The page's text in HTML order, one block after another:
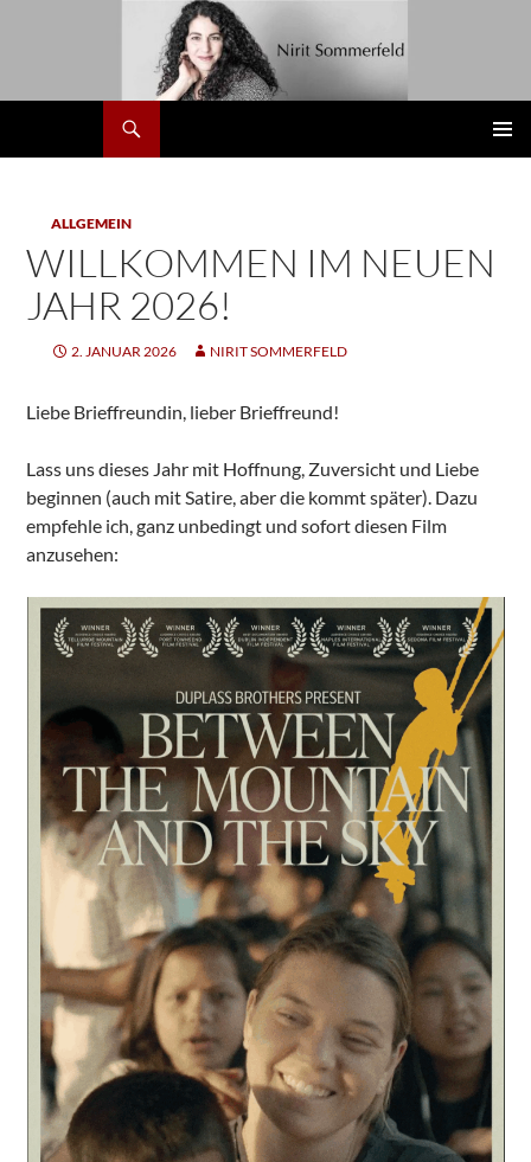
Nirit
ALLGEMEIN
WILLKOMMEN IM NEUEN
JAHR 2026!
2. JANUAR 2026 NIRIT SOMMERFELD
Liebe Brieffreundin, lieber Brieffreund!
Lass uns dieses Jahr mit Hoffnung, Zuversicht und Liebe
beginnen (auch mit Satire, aber die kommt später). Dazu
empfehle ich, ganz unbedingt und sofort diesen Film
anzusehen: